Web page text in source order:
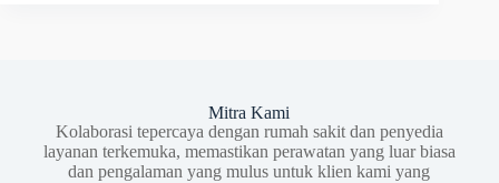
Mitra Kami
Kolaborasi tepercaya dengan rumah sakit dan penyedia
layanan terkemuka, memastikan perawatan yang luar biasa
dan pengalaman yang mulus untuk klien kami yang